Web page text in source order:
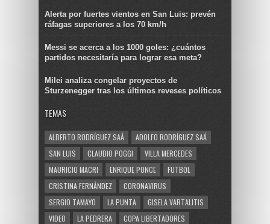
Alerta por fuertes vientos en San Luis: prevén
ráfagas superiores a los 70 km/h
Messi se acerca a los 1000 goles: ¿cuántos
partidos necesitaría para lograr esa meta?
Milei analiza congelar proyectos de
Sturzenegger tras los últimos reveses políticos
TEMAS
ALBERTO RODRÍGUEZ SAÁ
ADOLFO RODRÍGUEZ SAÁ
SAN LUIS
CLAUDIO POGGI
VILLA MERCEDES
MAURICIO MACRI
ENRIQUE PONCE
FUTBOL
CRISTINA FERNÁNDEZ
CORONAVIRUS
SERGIO TAMAYO
LA PUNTA
GISELA VARTALITIS
VIDEO
LA PEDRERA COPA LIBERTADORES